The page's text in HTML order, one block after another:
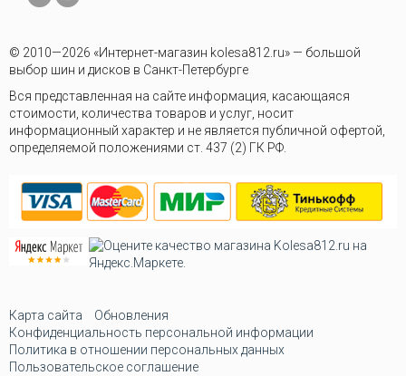
© 2010—2026 «Интернет-магазин kolesa812.ru» — большой
выбор шин и дисков в Санкт-Петербурге
Вся представленная на сайте информация, касающаяся
стоимости, количества товаров и услуг, носит
информационный характер и не является публичной офертой,
определяемой положениями ст. 437 (2) ГК РФ.
Карта сайта
Обновления
Конфиденциальность персональной информации
Политика в отношении персональных данных
Пользовательское соглашение